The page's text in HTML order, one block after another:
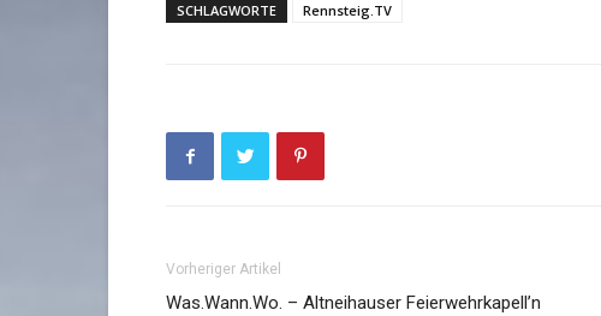
SCHLAGWORTE Rennsteig.TV
Vorheriger Artikel
Was.Wann.Wo. – Altneihauser Feierwehrkapell’n